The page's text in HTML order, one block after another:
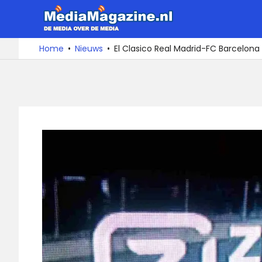
de
De
media
over
Home Nieuws El Clasico Real Madrid-FC